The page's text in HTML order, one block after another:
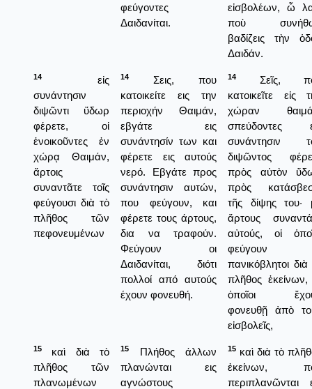
φεύγοντες
Δαιδανίται.
εἰσβολέων, ὦ
ποὺ
βαδίζεις τὴν
Δαιδάν.
14
εἰς
συνάντησιν
διψῶντι ὕδωρ
φέρετε, οἱ
ἐνοικοῦντες ἐν
χώρᾳ Θαιμάν,
ἄρτοις
συναντᾶτε τοῖς
φεύγουσι διὰ τὸ
πλῆθος τῶν
πεφονευμένων
14
Σεις, που
κατοικείτε εις την
περιοχήν Θαιμάν,
εβγάτε εις
συνάντησίν των και
φέρετε εις αυτούς
νερό. Εβγάτε προς
συνάντησιν αυτών,
που φεύγουν, και
φέρετε τους άρτους,
δια να τραφούν.
Φεύγουν οι
Δαιδανίται, διότι
πολλοί από αυτούς
έχουν φονευθή.
14
Σεῖς,
κατοικεῖτε εἰς
χώραν
σπεύδοντες
συνάντησιν
διψῶντος
πρὸς αὐτὸν
πρὸς
τῆς δίψης του·
ἄρτους
αὐτούς, οἱ
φεύγουν
πανικόβλητοι διὰ
πλῆθος ἐκείνων,
ὁποῖοι
φονευθῇ ἀπὸ
εἰσβολεῖς,
15
καὶ διὰ τὸ
πλῆθος τῶν
πλανωμένων
15
Πλήθος άλλων
πλανώνται εις
αγνώστους
15 καὶ διὰ τὸ
ἐκείνων,
περιπλανῶνται